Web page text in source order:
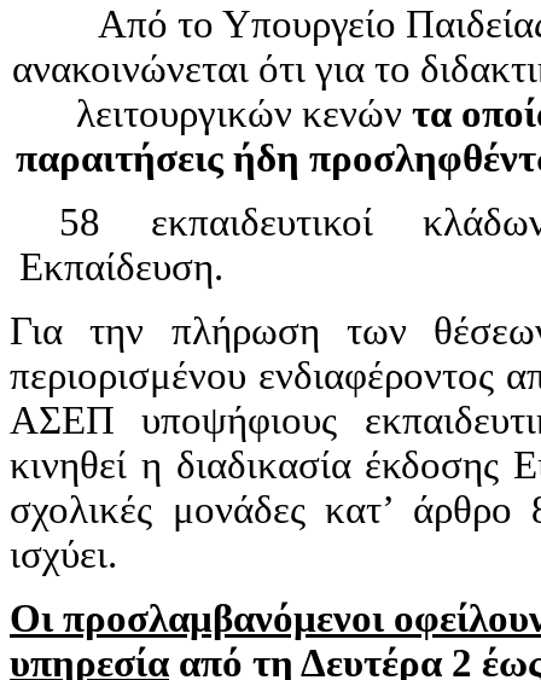
Από το Υπουργείο
ανακοινώνεται ότι για το
λειτουργικών κενών τα
παραιτήσεις ήδη
58 εκπαιδευτικοί
Εκπαίδευση.
Για την πλήρωση των
περιορισμένου ενδιαφέροντος
ΑΣΕΠ υποψήφιους
κινηθεί η διαδικασία
σχολικές μονάδες κατ’
ισχύει.
Οι προσλαμβανόμενοι
υπηρεσία από τη Δευτέρα 2